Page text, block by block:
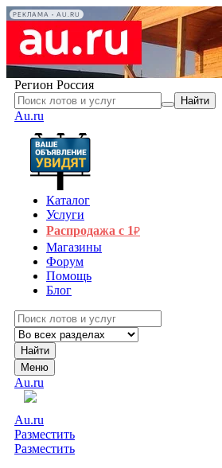
РЕКЛАМА • AU.RU
Регион Россия
Найти
Au.ru
Каталог
Услуги
Распродажа с 1₽
Магазины
Форум
Помощь
Блог
Найти
Меню
Au.ru
Au.ru
Разместить
Разместить